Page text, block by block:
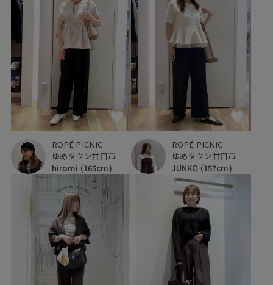
ROPÉ PICNIC
ゆめタウン廿日市
hiromi (165cm)
ROPÉ PICNIC
ゆめタウン廿日市
JUNKO (157cm)